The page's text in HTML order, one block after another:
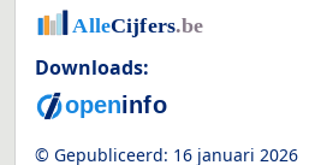
Downloads:
© Gepubliceerd: 16 januari 2026